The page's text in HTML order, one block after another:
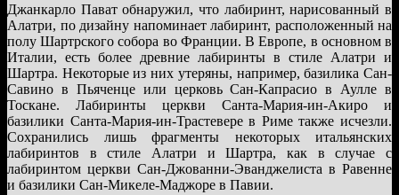
Джанкарло Пават обнаружил, что лабиринт, нарисованный в
Алатри, по дизайну напоминает лабиринт, расположенный на
полу Шартрского собора во Франции. В Европе, в основном в
Италии, есть более древние лабиринты в стиле Алатри и
Шартра. Некоторые из них утеряны, например, базилика Сан-
Савино в Пьяченце или церковь Сан-Капрасио в Аулле в
Тоскане. Лабиринты церкви Санта-Мария-ин-Акиро и
базилики Санта-Мария-ин-Трастевере в Риме также исчезли.
Сохранились лишь фрагменты некоторых итальянских
лабиринтов в стиле Алатри и Шартра, как в случае с
лабиринтом церкви Сан-Джованни-Эванджелиста в Равенне
и базилики Сан-Микеле-Маджоре в Павии.